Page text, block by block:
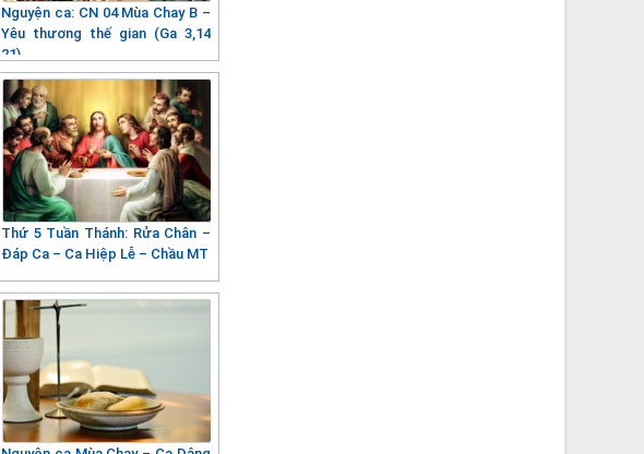
Nguyện ca: CN 04 Mùa Chay B –
Yêu thương thế gian (Ga 3,14
21)
Thứ 5 Tuần Thánh: Rửa Chân –
Đáp Ca – Ca Hiệp Lễ – Chầu MT